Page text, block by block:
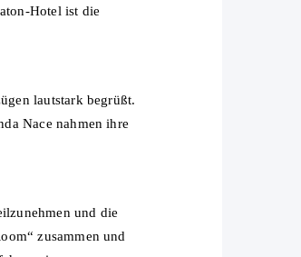
Hotel ist die
lautstark begrüßt.
Nace nahmen ihre
und die
zusammen und